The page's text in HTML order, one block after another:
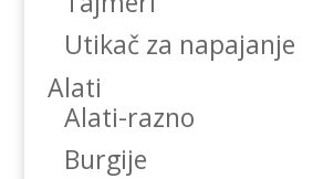
Utikač za napajanje
Alati
Alati-razno
Burgije